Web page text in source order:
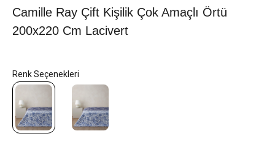
Camille Ray Çift Kişilik Çok Amaçlı Örtü
200x220 Cm Lacivert